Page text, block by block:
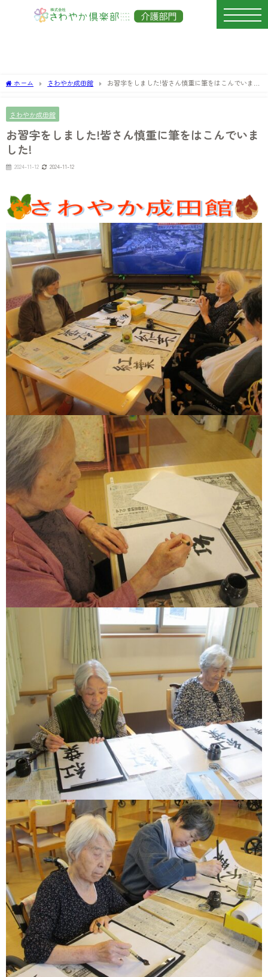
ホーム さわやか成田館
お習字をしました!皆さん慎重に筆をはこんでいまし
さわやか成田館
お習字をしました!皆さん慎重に筆をはこんでいま
した!
2024-11-12 2024-11-12